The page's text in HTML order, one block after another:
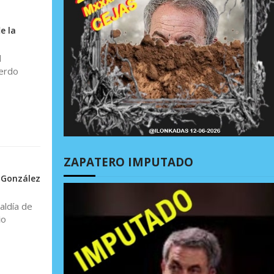
la
de
ZAPATERO IMPUTADO